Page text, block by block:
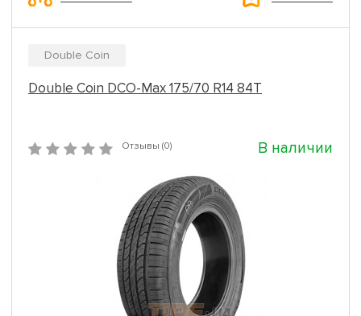
Double Coin
Double Coin DCO-Max 175/70 R14 84T
Отзывы (0) В наличии